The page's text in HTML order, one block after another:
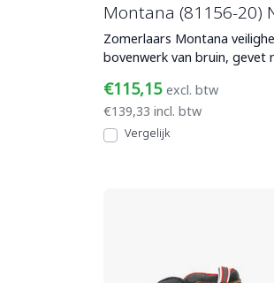
Montana (81156-20)
Zomerlaars Montana
bovenwerk van bruin, gevet
€115,15 excl. btw
€139,33 incl. btw
Vergelijk